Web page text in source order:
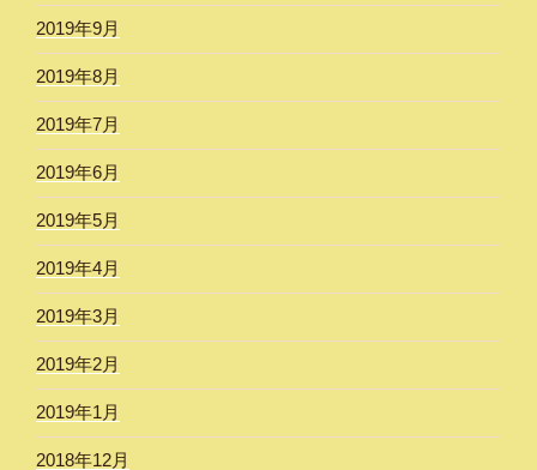
2019年9月
2019年8月
2019年7月
2019年6月
2019年5月
2019年4月
2019年3月
2019年2月
2019年1月
2018年12月